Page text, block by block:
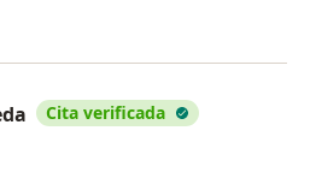
Cita verificada